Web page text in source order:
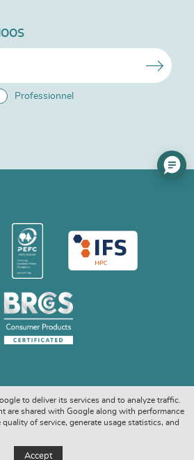
Professionnel
© 2026. ALL RIGHTS RESERVED
to deliver its services and to analyze traffic.
are shared with Google along with performance
of service, generate usage statistics, and
Accept